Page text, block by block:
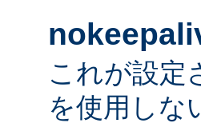
これが設定
を使用しな